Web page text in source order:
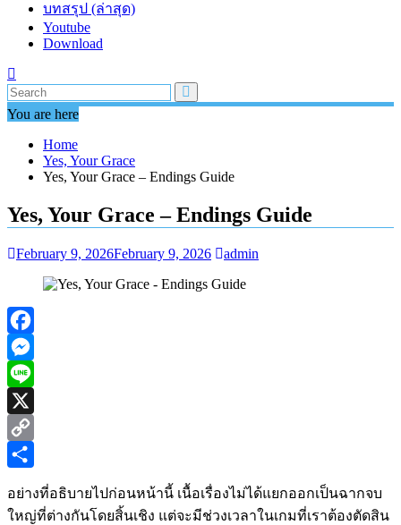
บทสรุป (ล่าสุด)
Youtube
Download
You are here
Home
Yes, Your Grace
Yes, Your Grace – Endings Guide
Yes, Your Grace – Endings Guide
February 9, 2026February 9, 2026 admin
Facebook
Messenger
Line
X
Copy
อย่างที่อธิบายไปก่อนหน้านี้ เนื้อเรื่องไม่ได้แยกออกเป็นฉากจบ
ใหญ่ที่ต่างกันโดยสิ้นเชิง แต่จะมีช่วงเวลาในเกมที่เราต้องตัดสิน